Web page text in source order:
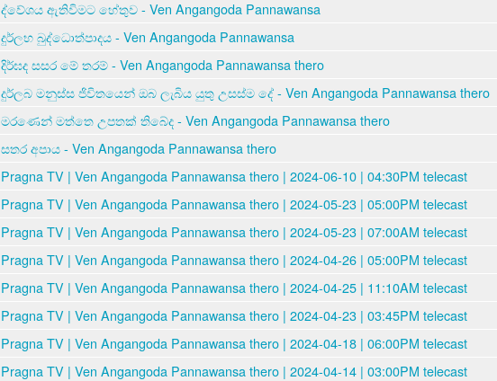
ද්වේශය ඇතිවිමට හේතුව - Ven Angangoda Pannawansa
දුර්ලභ බුද්ධොත්පාදය - Ven Angangoda Pannawansa
දිර්ඝද සසර මේ තරම් - Ven Angangoda Pannawansa thero
දුර්ලබ මනුස්ස ජිවිතයෙන් ඔබ ලැබිය යුතු උසස්ම දේ - Ven Angangoda Pannawansa thero
මරණෙන් මත්තෙ උපතක් තිබේද - Ven Angangoda Pannawansa thero
සතර අපාය - Ven Angangoda Pannawansa thero
Pragna TV | Ven Angangoda Pannawansa thero | 2024-06-10 | 04:30PM telecast
Pragna TV | Ven Angangoda Pannawansa thero | 2024-05-23 | 05:00PM telecast
Pragna TV | Ven Angangoda Pannawansa thero | 2024-05-23 | 07:00AM telecast
Pragna TV | Ven Angangoda Pannawansa thero | 2024-04-26 | 05:00PM telecast
Pragna TV | Ven Angangoda Pannawansa thero | 2024-04-25 | 11:10AM telecast
Pragna TV | Ven Angangoda Pannawansa thero | 2024-04-23 | 03:45PM telecast
Pragna TV | Ven Angangoda Pannawansa thero | 2024-04-18 | 06:00PM telecast
Pragna TV | Ven Angangoda Pannawansa thero | 2024-04-14 | 03:00PM telecast